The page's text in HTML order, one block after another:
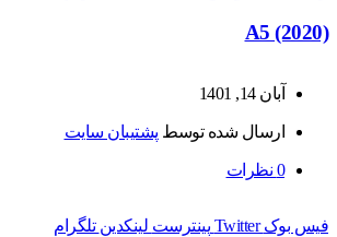
A5 (2020)
آبان 14, 1401
ارسال شده توسط پشتیبان سایت
0 نظرات
فیس بوک Twitter پینترست لینکدین تلگرام